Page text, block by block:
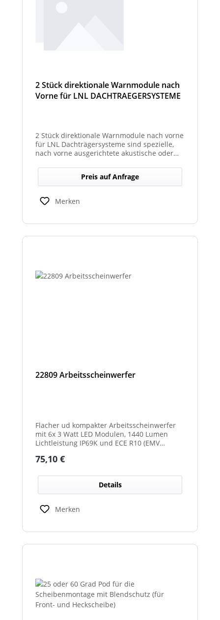
2 Stück direktionale Warnmodule nach
Vorne für LNL DACHTRAEGERSYSTEME
2 Stück direktionale Warnmodule nach vorne
für LNL Dachträgersysteme sind spezielle,
nach vorne ausgerichtete akustische oder
montiert werden, um in Fahrtrichtung
gezielte Warnsignale auszugeben. Sie
erhöhen die Sicht- und Hörbarkeit kritischer
Hinweise für Fahrer und Umfeld und sind
kompatibel mit den LNL-Trägersystemen zur
Einsatzfahrten.
Preis auf Anfrage
Merken
22809 Arbeitsscheinwerfer
Flacher ud kompakter Arbeitsscheinwerfer
mit 6x 3 Watt LED Modulen, 1440 Lumen
Lichtleistung IP69K und ECE R10 (EMV
Scheinwerfer auch über eine ECE R23
Rückfahrscheinwerfer im Geltungsbereich
der StVO zugelassen.
Regulärer Preis:
75,10 €
Details
Merken